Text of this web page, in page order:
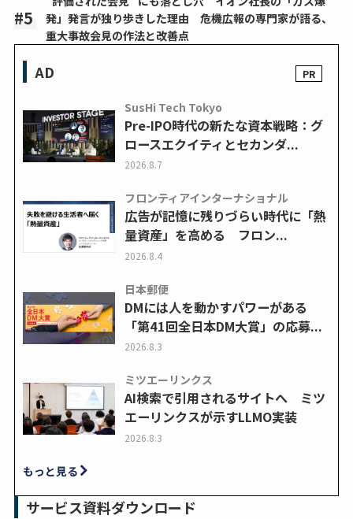
発」発言が独り歩きした理由 危機広報の専門家が語る、
重大事故会見の作法と改善点
AD
SusHi Tech Tokyo
Pre-IPO時代の新たな資本戦略：グ
ロースエクイティとセカンダ...
2026.8.7
フロンティアインターナショナル
広告が記憶に残りづらい時代に「熱
量資産」を高める フロン...
2026.8.4
日本郵便
DMには人を動かすパワーがある
「第41回全日本DM大賞」の応募...
2026.8.3
ミツエーリンクス
AI検索で引用されるサイトへ ミツ
エーリンクスが示すLLMO実装
2026.8.3
もっと見る
サービス資料ダウンロード